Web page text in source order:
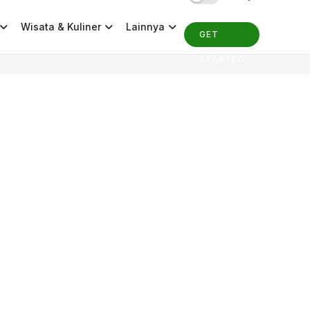
Wisata & Kuliner Lainnya
GET